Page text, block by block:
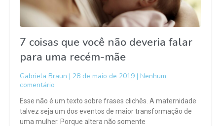
7 coisas que você não deveria falar
para uma recém-mãe
Gabriela Braun 28 de maio de 2019
Nenhum
comentário
Esse não é um texto sobre frases clichês. A maternidade
talvez seja um dos eventos de maior transformação de
uma mulher. Porque altera não somente